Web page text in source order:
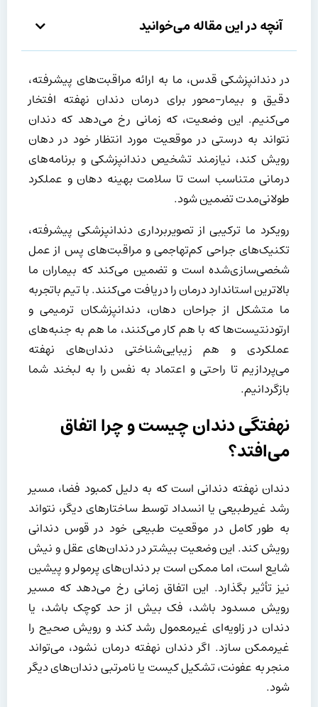
آنچه در این مقاله می‌خوانید
در دندانپزشکی قدس، ما به ارائه مراقبت‌های پیشرفته،
دقیق و بیمار-محور برای درمان دندان نهفته افتخار
می‌کنیم. این وضعیت، که زمانی رخ می‌دهد که دندان
نتواند به درستی در موقعیت مورد انتظار خود در دهان
رویش کند، نیازمند تشخیص دندانپزشکی و برنامه‌های
درمانی متناسب است تا سلامت بهینه دهان و عملکرد
طولانی‌مدت تضمین شود.
رویکرد ما ترکیبی از تصویربرداری دندانپزشکی پیشرفته،
تکنیک‌های جراحی کم‌تهاجمی و مراقبت‌های پس از عمل
شخصی‌سازی‌شده است و تضمین می‌کند که بیماران ما
بالاترین استاندارد درمان را دریافت می‌کنند. با تیم باتجربه
ما متشکل از جراحان دهان، دندانپزشکان ترمیمی و
ارتودنتیست‌ها که با هم کار می‌کنند، ما هم به جنبه‌های
عملکردی و هم زیبایی‌شناختی دندان‌های نهفته
می‌پردازیم تا راحتی و اعتماد به نفس را به لبخند شما
بازگردانیم.
نهفتگی دندان چیست و چرا اتفاق
می‌افتد؟
دندان نهفته دندانی است که به دلیل کمبود فضا، مسیر
رشد غیرطبیعی یا انسداد توسط ساختارهای دیگر، نتواند
به طور کامل در موقعیت طبیعی خود در قوس دندانی
رویش کند. این وضعیت بیشتر در دندان‌های عقل و نیش
شایع است، اما ممکن است بر دندان‌های پرمولر و پیشین
نیز تأثیر بگذارد. این اتفاق زمانی رخ می‌دهد که مسیر
رویش مسدود باشد، فک بیش از حد کوچک باشد، یا
دندان در زاویه‌ای غیرمعمول رشد کند و رویش صحیح را
غیرممکن سازد. اگر دندان نهفته درمان نشود، می‌تواند
منجر به عفونت، تشکیل کیست یا نامرتبی دندان‌های دیگر
شود.